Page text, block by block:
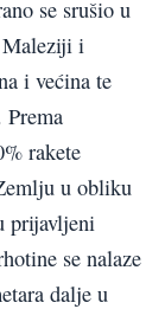
se srušio u
Maleziji i
i većina te
rakete
u obliku
prijavljeni
se nalaze
dalje u